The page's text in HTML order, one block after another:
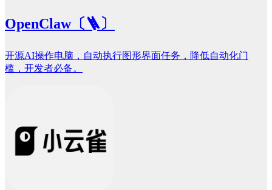
OpenClaw〔🪜〕
开源AI操作电脑，自动执行图形界面任务，降低自动化门
槛，开发者必备。